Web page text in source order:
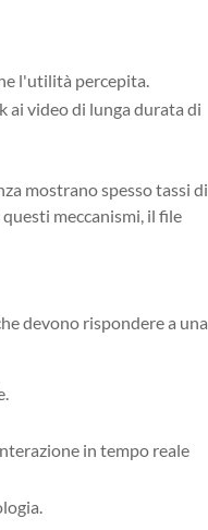
l'utilità percepita.
ai video di lunga durata di
mostrano spesso tassi di
meccanismi, il file
devono rispondere a una
in tempo reale